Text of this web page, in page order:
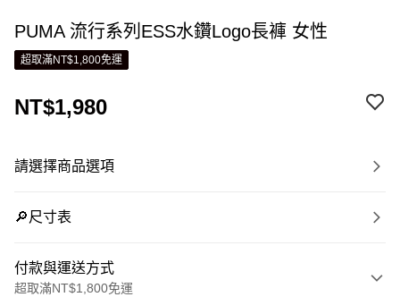
PUMA 流行系列ESS水鑽Logo長褲 女性
超取滿NT$1,800免運
NT$1,980
請選擇商品選項
🔎尺寸表
付款與運送方式
超取滿NT$1,800免運